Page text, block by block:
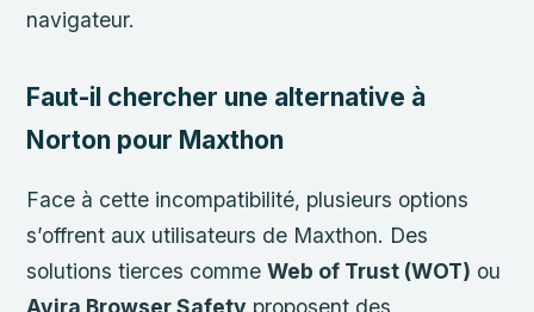
navigateur.
Faut-il chercher une alternative à
Norton pour Maxthon
Face à cette incompatibilité, plusieurs options
s’offrent aux utilisateurs de Maxthon. Des
solutions tierces commeWeb of Trust (WOT) ou
Avira Browser Safety proposent des